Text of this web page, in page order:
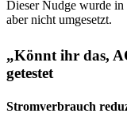
Dieser Nudge wurde
aber nicht umgesetzt.
„Könnt ihr das,
getestet
Stromverbrauch